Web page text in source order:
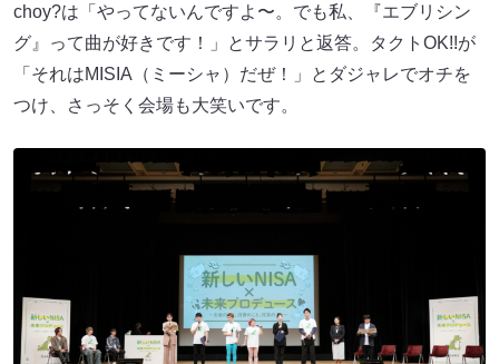
choy?は「やってないんですよ〜。でも私、『エブリシン
グ』って曲が好きです！」とサラリと返答。タクトOK!!が
「それはMISIA（ミーシャ）だぜ！」とダジャレでオチを
つけ、さっそく会場も大笑いです。